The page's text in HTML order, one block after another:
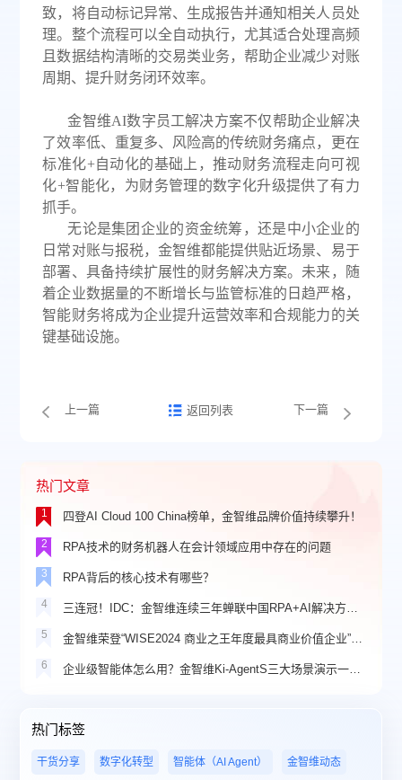
致，将自动标记异常、生成报告并通知相关人员处
理。整个流程可以全自动执行，尤其适合处理高频
且数据结构清晰的交易类业务，帮助企业减少对账
周期、提升财务闭环效率。
金智维AI数字员工解决方案不仅帮助企业解决
了效率低、重复多、 风险高的传统财务痛点，更在
标准化+自动化的基础上，推动财务流程走向可视
化+智能化，为财务管理的数字化升级提供了有力
抓手。
无论是集团企业的资金统筹，还是中小企业的
日常对账与报税，金智维都能提供贴近场景、易于
部署、具备持续扩展性的财务解决方案。未来，随
着企业数据量的不断增长与监管标准的日趋严格，
智能财务将成为企业提升运营效率和合规能力的关
键基础设施。
上一篇 返回列表 下一篇
热门文章
1 四登AI Cloud 100 China榜单，金智维品牌价值持续攀升！
2 RPA技术的财务机器人在会计领域应用中存在的问题
3 RPA背后的核心技术有哪些？
4
5
6
热门标签
干货分享 数字化转型 智能体（AI Agent） 金智维动态